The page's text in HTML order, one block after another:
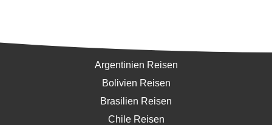
Argentinien Reisen
Bolivien Reisen
Brasilien Reisen
Chile Reisen